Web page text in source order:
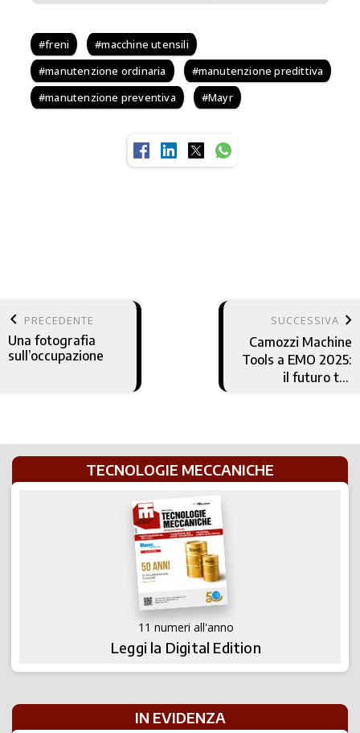
freni
macchine utensili
manutenzione ordinaria
manutenzione predittiva
manutenzione preventiva
Mayr
keyboard_arrow_left PRECEDENTE
Una fotografia
sull’occupazione
SUCCESSIVA keyboard_arrow_right
Camozzi Machine
Tools a EMO 2025:
il futuro tra
TECNOLOGIE MECCANICHE
11 numeri all'anno
Leggi la Digital Edition
IN EVIDENZA